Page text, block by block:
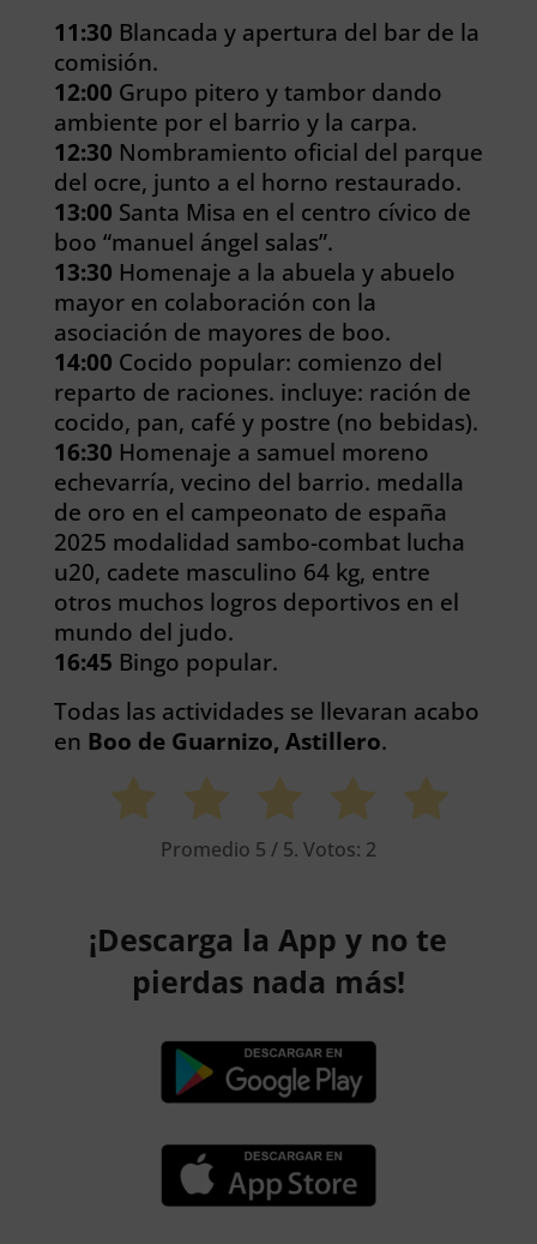
11:30 Blancada y apertura del bar de la
comisión.
12:00 Grupo pitero y tambor dando
ambiente por el barrio y la carpa.
12:30 Nombramiento oficial del parque
del ocre, junto a el horno restaurado.
13:00 Santa Misa en el centro cívico de
boo “manuel ángel salas”.
13:30 Homenaje a la abuela y abuelo
mayor en colaboración con la
asociación de mayores de boo.
14:00 Cocido popular: comienzo del
reparto de raciones. incluye: ración de
cocido, pan, café y postre (no bebidas).
16:30 Homenaje a samuel moreno
echevarría, vecino del barrio. medalla
de oro en el campeonato de españa
2025 modalidad sambo-combat lucha
u20, cadete masculino 64 kg, entre
otros muchos logros deportivos en el
mundo del judo.
16:45 Bingo popular.
Todas las actividades se llevaran acabo
en Boo de Guarnizo, Astillero.
Promedio 5 / 5. Votos: 2
¡Descarga la App y no te
pierdas nada más!